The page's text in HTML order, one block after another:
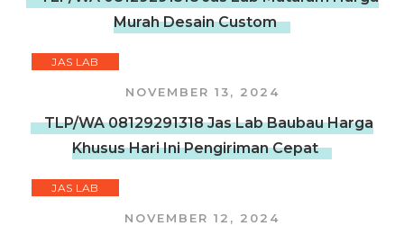
Murah Desain Custom
JAS LAB
NOVEMBER 13, 2024
TLP/WA 08129291318 Jas Lab Baubau Harga
Khusus Hari Ini Pengiriman Cepat
JAS LAB
NOVEMBER 12, 2024